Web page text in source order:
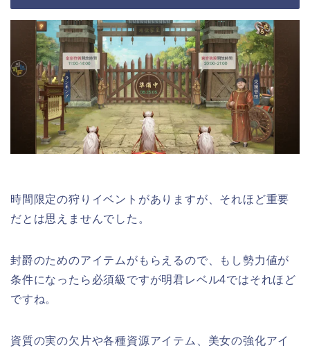
時間限定の狩りイベントがありますが、それほど重要
だとは思えませんでした。
封爵のためのアイテムがもらえるので、もし勢力値が
条件になったら必須級ですが明君レベル4ではそれほど
ですね。
資質の実の欠片や各種資源アイテム、美女の強化アイ